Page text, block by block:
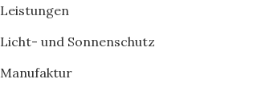
Leistungen
Licht- und Sonnenschutz
Manufaktur